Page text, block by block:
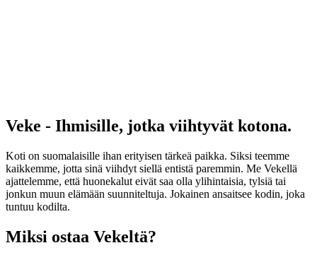
Veke - Ihmisille, jotka viihtyvät kotona.
Koti on suomalaisille ihan erityisen tärkeä paikka. Siksi teemme
kaikkemme, jotta sinä viihdyt siellä entistä paremmin. Me Vekellä
ajattelemme, että huonekalut eivät saa olla ylihintaisia, tylsiä tai
jonkun muun elämään suunniteltuja. Jokainen ansaitsee kodin, joka
tuntuu kodilta.
Miksi ostaa Vekeltä?